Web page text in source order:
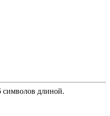
символов длиной.